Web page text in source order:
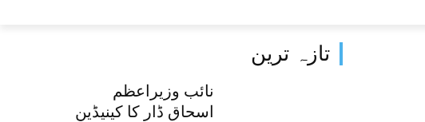
تازہ ترین
نائب وزیراعظم
اسحاق ڈار کا کینیڈین